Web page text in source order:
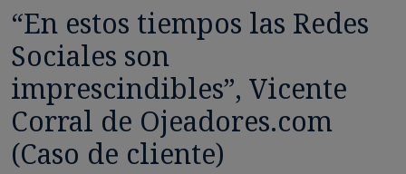
“En estos tiempos las Redes
Sociales son
imprescindibles”, Vicente
Corral de Ojeadores.com
(Caso de cliente)